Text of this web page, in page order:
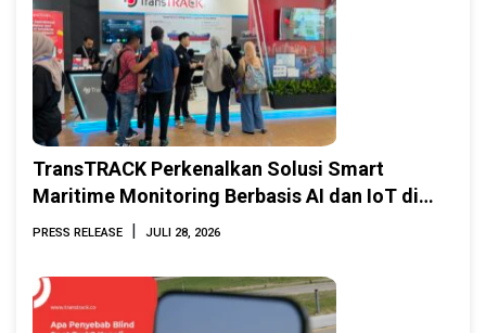
TransTRACK Perkenalkan Solusi Smart
Maritime Monitoring Berbasis AI dan IoT di
INAMARINE 2026
PRESS RELEASE | JULI 28, 2026